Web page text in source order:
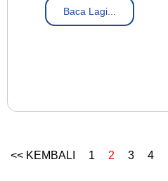
Baca Lagi...
<< KEMBALI 1 2 3 4